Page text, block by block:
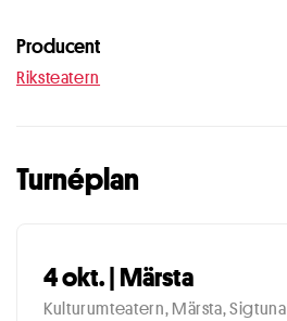
Producent
Riksteatern
Turnéplan
4 okt. | Märsta
Kulturumteatern, Märsta, Sigtuna